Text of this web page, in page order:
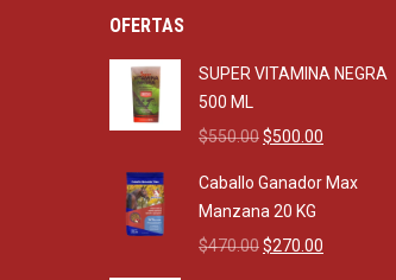
OFERTAS
SUPER VITAMINA NEGRA
500 ML
$550.00Original
was:
$550.00.
$500.00
is:
Caballo Ganador Max
Manzana 20 KG
$470.00Original
$270.00